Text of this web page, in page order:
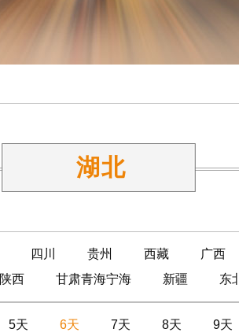
湖北
四川 贵州 西藏 广西
陕西 甘肃青海宁海 新疆 东
5天 6天 7天 8天 9天